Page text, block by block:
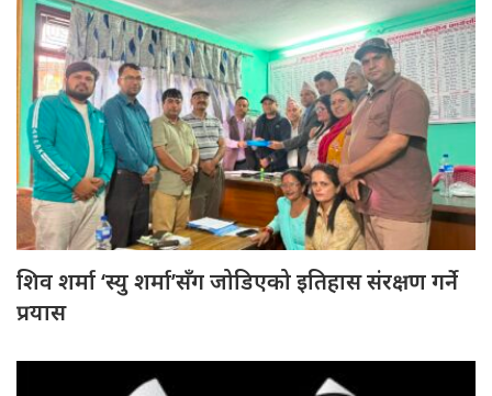
शिव शर्मा ‘स्यु शर्मा’सँग जोडिएको इतिहास संरक्षण गर्ने
प्रयास